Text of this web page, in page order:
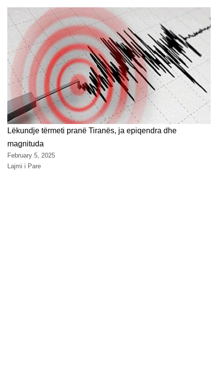
Lëkundje tërmeti pranë Tiranës, ja epiqendra dhe
magnituda
February 5, 2025
Lajmi i Pare